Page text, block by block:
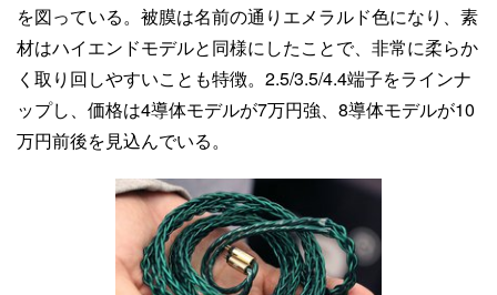
を図っている。被膜は名前の通りエメラルド色になり、素
材はハイエンドモデルと同様にしたことで、非常に柔らか
く取り回しやすいことも特徴。2.5/3.5/4.4端子をラインナ
ップし、価格は4導体モデルが7万円強、8導体モデルが10
万円前後を見込んでいる。